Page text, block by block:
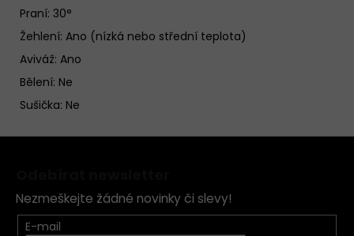
Praní: 30°
Žehlení: Ano (nízká nebo střední teplota)
Aviváž: Ano
Bělení: Ne
Sušička: Ne
Nezmeškejte žádné novinky či slevy!
E-mail